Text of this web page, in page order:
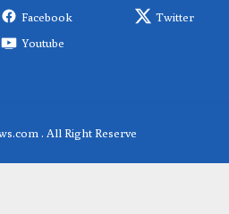
Facebook Twitter
Youtube
. All Right Reserve